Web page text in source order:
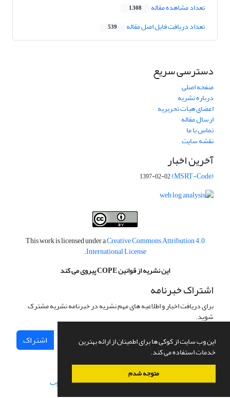
این وب سایت از کوکی ها برای اطمینان از ارائه بهترین
خدمات استفاده می کند.
متوجه شدم
تعداد مشاهده مقاله 1,308
تعداد دریافت فایل اصل مقاله 539
دسترسی سریع
صفحه اصلی
درباره نشریه
اعضای هیات تحریریه
ارسال مقاله
تماس با ما
نقشه سایت
آخرین اخبار
(MSRT-Code)
1397-02-02
This work is licensed under aCreative Commons Attribution 4.0
International License
.
این نشریه از قوانین COPE پیروی می کند
اشتراک خبرنامه
برای دریافت اخبار و اطلاعیه های مهم نشریه در خبرنامه نشریه مشترک
شوید.
اشتراک
سامانه مدیریت نشریات علمی.طراحی و پیاده سازی از سیناوب